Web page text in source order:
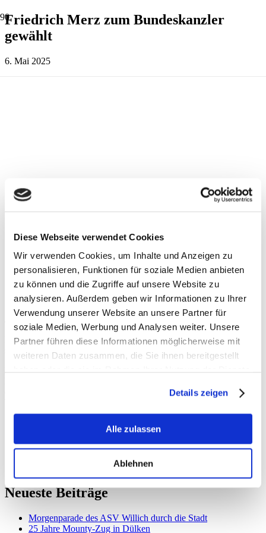
Diese Webseite verwendet Cookies
Wir verwenden Cookies, um Inhalte und Anzeigen zu
personalisieren, Funktionen für soziale Medien anbieten
zu können und die Zugriffe auf unsere Website zu
analysieren. Außerdem geben wir Informationen zu Ihrer
Verwendung unserer Website an unsere Partner für
soziale Medien, Werbung und Analysen weiter. Unsere
Partner führen diese Informationen möglicherweise mit
weiteren Daten zusammen, die Sie ihnen bereitgestellt
Details zeigen
Alle zulassen
Ablehnen
Friedrich Merz zum Bundeskanzler
gewählt
6. Mai 2025
Jetzt hat Deutschland einen neuen Bundeskanzler!
Es hat einen kleinen Moment länger gedauert als geplant. Aber
schon jede erfolgreiche Weltraummission hat verspätet begonnen.
endlich damit beginnen, unser Land wieder auf Erfolgskurs zu
Neueste Beiträge
Morgenparade des ASV Willich durch die Stadt
25 Jahre Mounty-Zug in Dülken